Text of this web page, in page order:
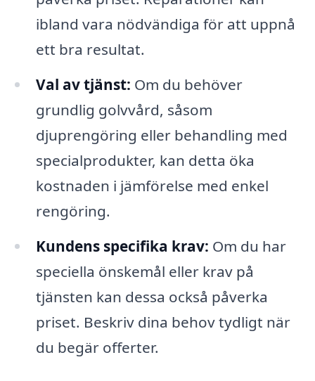
ibland vara nödvändiga för att uppnå
ett bra resultat.
Val av tjänst: Om du behöver
grundlig golvvård, såsom
djuprengöring eller behandling med
specialprodukter, kan detta öka
kostnaden i jämförelse med enkel
rengöring.
Kundens specifika krav: Om du har
speciella önskemål eller krav på
tjänsten kan dessa också påverka
priset. Beskriv dina behov tydligt när
du begär offerter.